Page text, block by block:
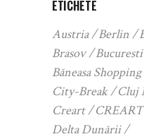
ETICHETE
Austria Berlin
Brasov
Bucuresti
Băneasa
City-Break
Cluj
Creart
Delta Dunării